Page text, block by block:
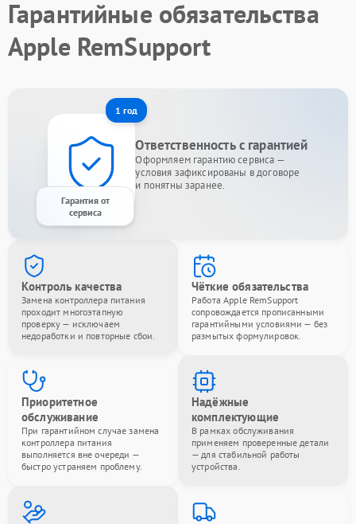
Гарантийные обязательства
Apple RemSupport
1 год
Гарантия от
сервиса
Ответственность с гарантией
Оформляем гарантию сервиса —
условия зафиксированы в договоре
и понятны заранее.
Контроль качества
Замена контроллера питания
проходит многоэтапную
проверку — исключаем
недоработки и повторные сбои.
Чёткие обязательства
Работа Apple RemSupport
сопровождается прописанными
гарантийными условиями — без
размытых формулировок.
Приоритетное
обслуживание
При гарантийном случае замена
контроллера питания
выполняется вне очереди —
быстро устраняем проблему.
Надёжные
комплектующие
В рамках обслуживания
применяем проверенные детали
— для стабильной работы
устройства.